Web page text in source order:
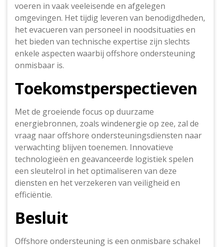
voeren in vaak veeleisende en afgelegen
omgevingen. Het tijdig leveren van benodigdheden,
het evacueren van personeel in noodsituaties en
het bieden van technische expertise zijn slechts
enkele aspecten waarbij offshore ondersteuning
onmisbaar is.
Toekomstperspectieven
Met de groeiende focus op duurzame
energiebronnen, zoals windenergie op zee, zal de
vraag naar offshore ondersteuningsdiensten naar
verwachting blijven toenemen. Innovatieve
technologieën en geavanceerde logistiek spelen
een sleutelrol in het optimaliseren van deze
diensten en het verzekeren van veiligheid en
efficiëntie.
Besluit
Offshore ondersteuning is een onmisbare schakel